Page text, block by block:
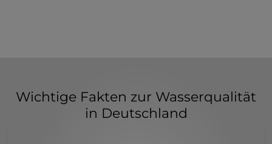
Wichtige Fakten zur Wasserqualität
in Deutschland